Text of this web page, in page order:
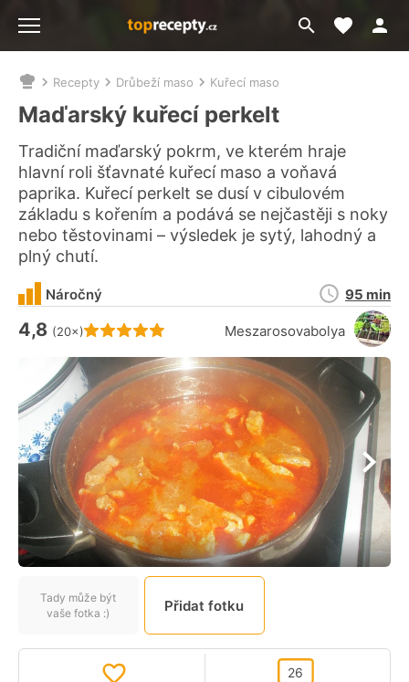
Přejít
na
Moje
Nacházíte
se
zde:
Recepty Drůbeží maso Kuřecí maso
Maďarský kuřecí perkelt
Tradiční maďarský pokrm, ve kterém hraje
hlavní roli šťavnaté kuřecí maso a voňavá
paprika. Kuřecí perkelt se dusí v cibulovém
základu s kořením a podává se nejčastěji s noky
nebo těstovinami – výsledek je sytý, lahodný a
plný chutí.
Hodnocení receptu je
4,8 (20×) Meszarosovabolya
Náročný
Doba
přípravy
95 min
Tady může být
vaše fotka :)
Přidat fotku
26